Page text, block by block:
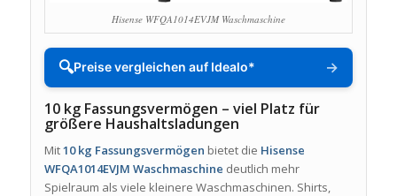
Hisense WFQA1014EVJM Waschmaschine
🔍Preise vergleichen auf Idealo* →
10 kg Fassungsvermögen – viel Platz für
größere Haushaltsladungen
Mit10 kg Fassungsvermögen bietet die Hisense
WFQA1014EVJM Waschmaschine deutlich mehr
Spielraum als viele kleinere Waschmaschinen. Shirts,